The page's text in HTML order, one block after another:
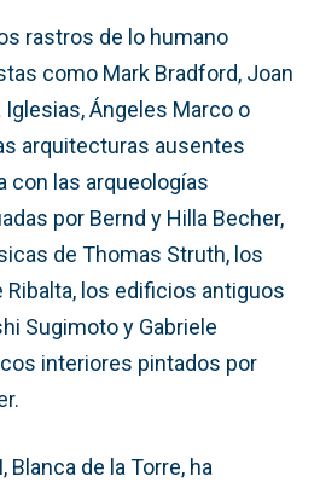
rastros de lo humano
como Mark Bradford, Joan
Ángeles Marco o
arquitecturas ausentes
con las arqueologías
por Bernd y Hilla Becher,
de Thomas Struth, los
los edificios antiguos
Sugimoto y Gabriele
interiores pintados por
Blanca de la Torre, ha